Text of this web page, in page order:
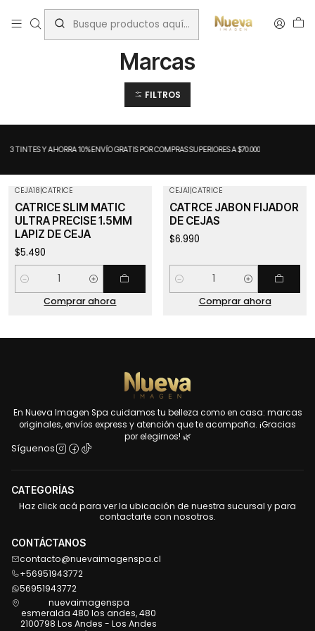
Inicio Maquillaje Marcas
Marcas
FILTROS
3 TINTES Y AHORRA 10%ENVÍO GRATIS POR COMPRAS SUPERIORES A $70.000
CEJA18|CATRICE
CATRICE SLIM MATIC
ULTRA PRECISE 1.5MM
LAPIZ DE CEJA
$5.490
Cantidad
Comprar ahora
CEJA1|CATRICE
CATRCE JABON FIJADOR
DE CEJAS
$6.990
Cantidad
Comprar ahora
En Nueva Imagen Spa cuidamos tu belleza como en casa: marcas
originales, envíos express y atención que te acompaña. ¡Gracias
por elegirnos! 🌿
Síguenos
CATEGORÍAS
Haz click acá para ver la ubicación de nuestra sucursal y para
contactarte con nosotros.
CONTÁCTANOS
contacto@nuevaimagenspa.cl
+56951943772
56951943772
nuevaimagenspa
esmeralda 480 los andes, 480
2100798 Los Andes - Los Andes